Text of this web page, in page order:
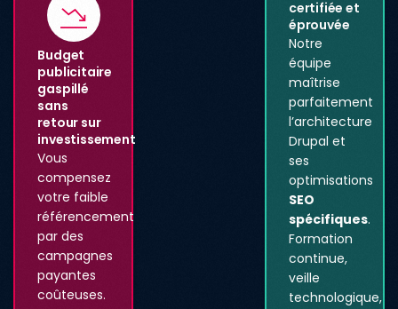
Budget
publicitaire
gaspillé
sans
retour sur
investissement
Vous
compensez
votre faible
référencement
par des
campagnes
payantes
coûteuses.
certifiée et
éprouvée
Notre
équipe
maîtrise
parfaitement
l’architecture
Drupal et
ses
optimisations
SEO
spécifiques.
Formation
continue,
veille
technologique,